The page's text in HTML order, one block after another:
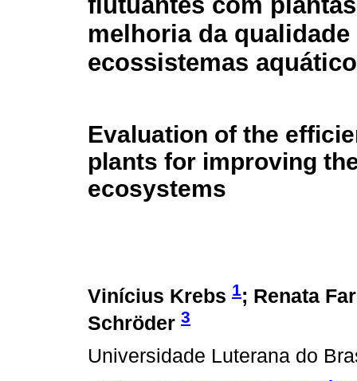
melhoria da
ecossistemas
Evaluation of the
plants for improving
ecosystems
Vinícius Krebs 1; Renata
Schröder 3
Universidade Luterana do